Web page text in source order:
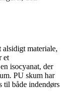
alsidigt materiale,
et
isocyanat, der
PU skum har
til både indendørs